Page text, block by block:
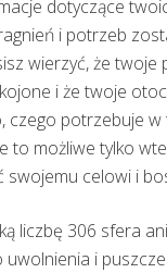
dotyczące
i potrzeb
wierzyć, że twoje
i że twoje
czego potrzebuje
to możliwe tylko
swojemu celowi i
liczbę 306 sfera
uwolnienia i